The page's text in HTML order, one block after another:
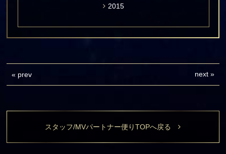
2015
« prev next»
スタッフ/MVパートナー便りTOPへ戻る